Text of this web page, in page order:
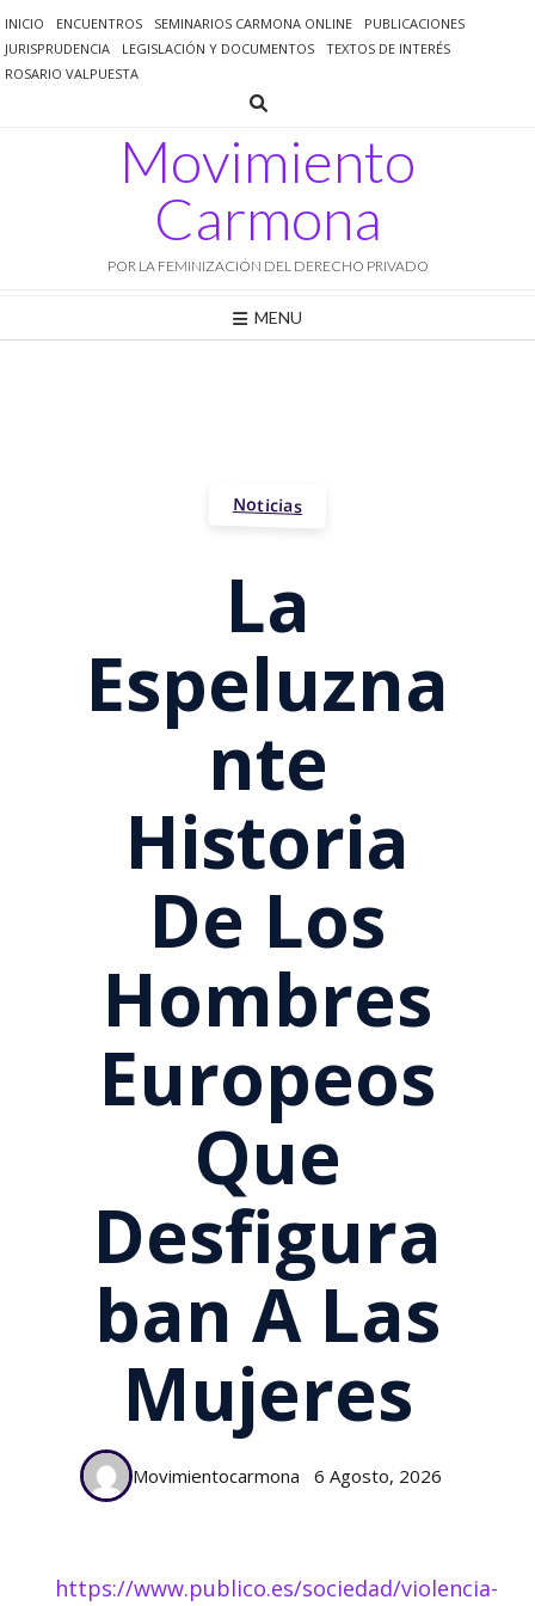
al
contenido
INICIO ENCUENTROS SEMINARIOS CARMONA ONLINE
PUBLICACIONES
JURISPRUDENCIA
LEGISLACIÓN Y DOCUMENTOS
TEXTOS DE INTERÉS
ROSARIO VALPUESTA
Movimiento
Carmona
POR LA FEMINIZACIÓN DEL DERECHO PRIVADO
MENU
Noticias
La
Espeluzna
Nte
Historia
De Los
Hombres
Europeos
Que
Desfigura
Ban A Las
Mujeres
Movimientocarmona 6 Agosto, 2026
https://www.publico.es/sociedad/violencia-